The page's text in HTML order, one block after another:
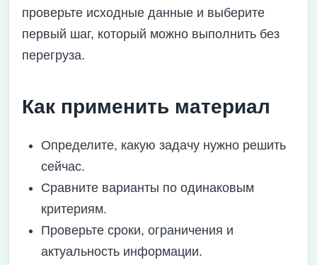
проверьте исходные данные и выберите
первый шаг, который можно выполнить без
перегруза.
Как применить материал
Определите, какую задачу нужно решить
сейчас.
Сравните варианты по одинаковым
критериям.
Проверьте сроки, ограничения и
актуальность информации.